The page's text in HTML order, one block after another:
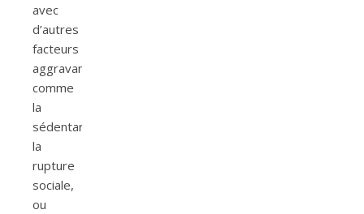
avec
d’autres
facteurs
aggravants
comme
la
sédentarité,
la
rupture
sociale,
ou